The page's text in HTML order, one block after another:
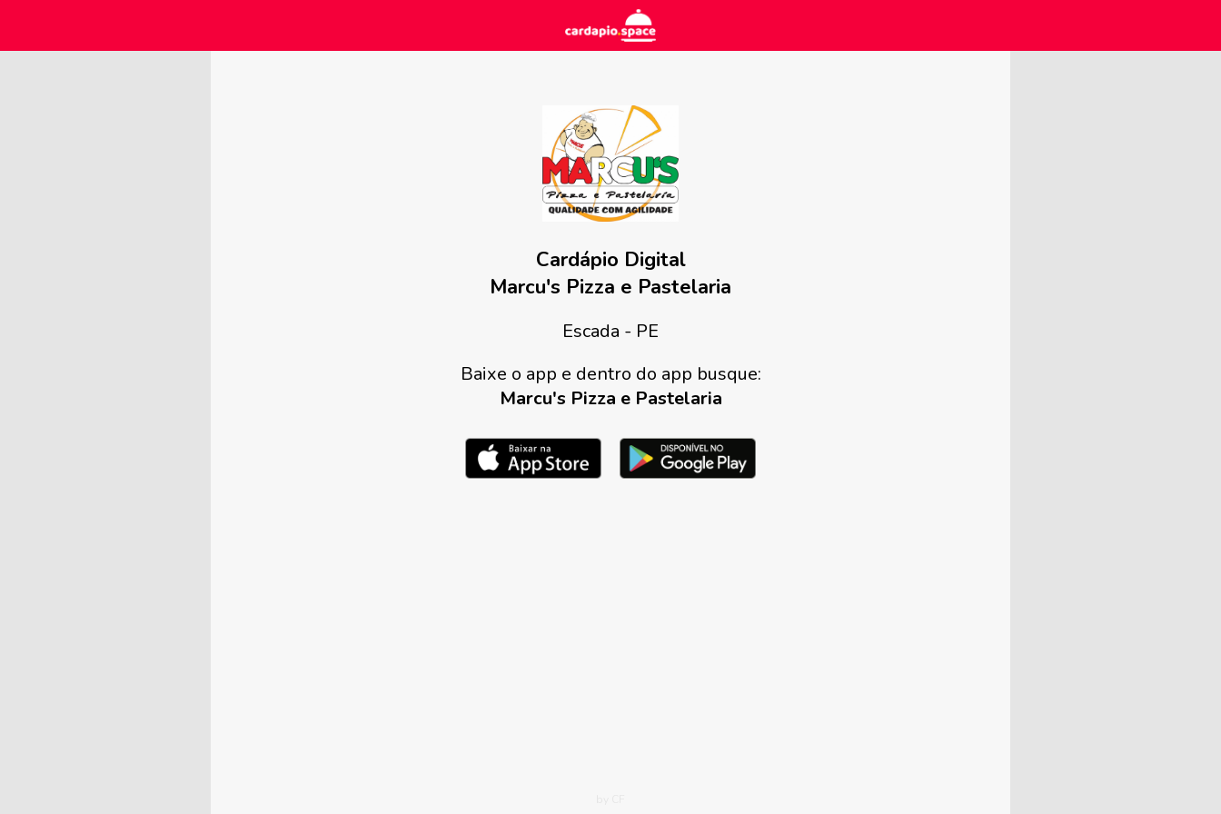
Cardápio Digital
Marcu's Pizza e Pastelaria
Escada - PE
Baixe o app e dentro do app busque:
Marcu's Pizza e Pastelaria